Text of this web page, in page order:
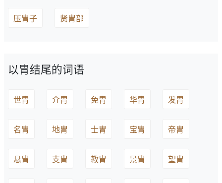
压胄子 贤胄部
以胄结尾的词语
世胄 介胄 免胄 华胄 发胄
名胄 地胄 士胄 宝胄 帝胄
悬胄 支胄 教胄 景胄 望胄